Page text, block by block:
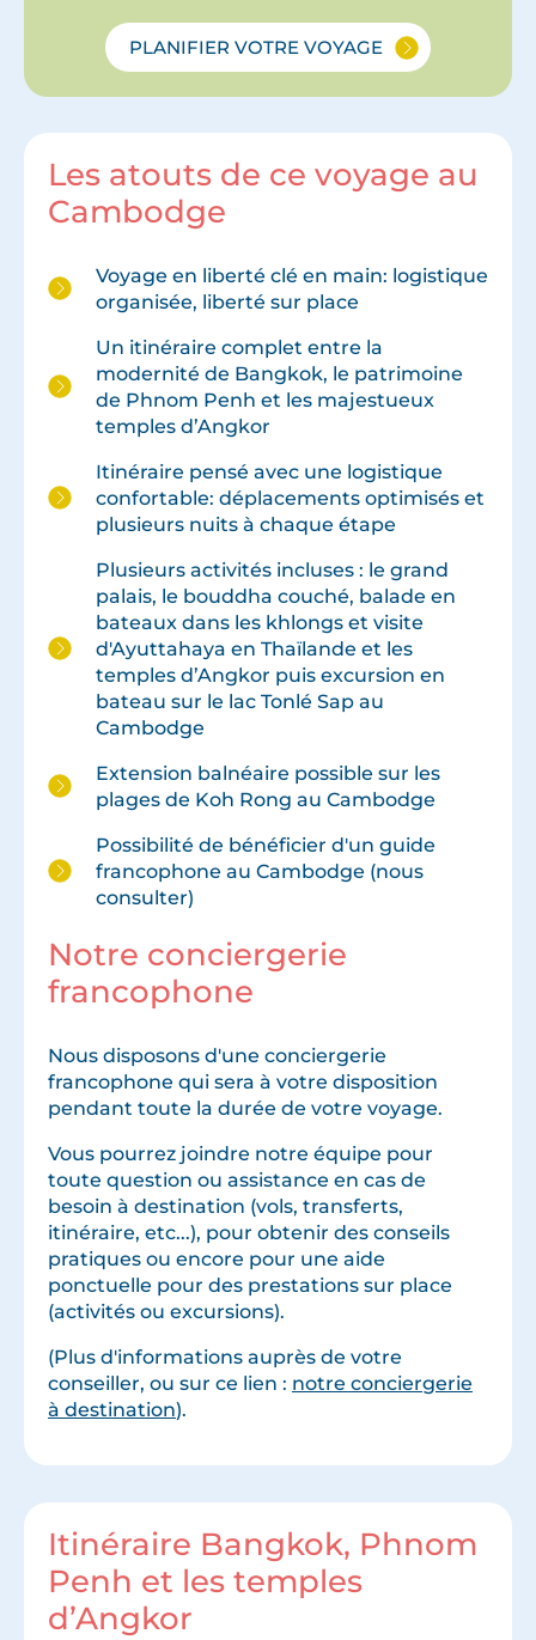
PLANIFIER VOTRE VOYAGE
Les atouts de ce voyage au
Cambodge
Voyage en liberté clé en main: logistique
organisée, liberté sur place
Un itinéraire complet entre la
modernité de Bangkok, le patrimoine
de Phnom Penh et les majestueux
temples d’Angkor
Itinéraire pensé avec une logistique
confortable: déplacements optimisés et
plusieurs nuits à chaque étape
Plusieurs activités incluses : le grand
palais, le bouddha couché, balade en
bateaux dans les khlongs et visite
d'Ayuttahaya en Thaïlande et les
temples d’Angkor puis excursion en
bateau sur le lac Tonlé Sap au
Cambodge
Extension balnéaire possible sur les
plages de Koh Rong au Cambodge
Possibilité de bénéficier d'un guide
francophone au Cambodge (nous
consulter)
Notre conciergerie
francophone
Nous disposons d'une conciergerie
francophone qui sera à votre disposition
pendant toute la durée de votre voyage.
Vous pourrez joindre notre équipe pour
toute question ou assistance en cas de
besoin à destination (vols, transferts,
itinéraire, etc...), pour obtenir des conseils
pratiques ou encore pour une aide
ponctuelle pour des prestations sur place
(activités ou excursions).
(Plus d'informations auprès de votre
conseiller, ou sur ce lien : notre conciergerie
à destination).
Itinéraire Bangkok, Phnom
Penh et les temples
d’Angkor